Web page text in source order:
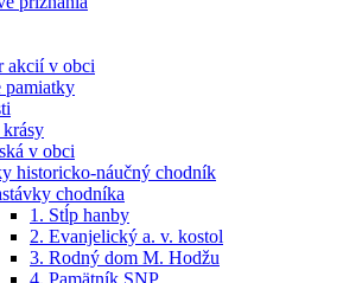
akcií v obci
pamiatky
v obci
historicko-náučný chodník
chodníka
1. Stĺp hanby
2. Evanjelický a. v. kostol
3. Rodný dom M. Hodžu
4. Pamätník SNP